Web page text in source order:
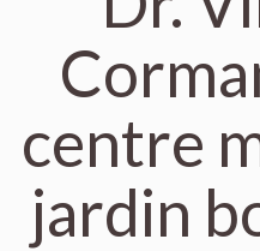
centre
jardin